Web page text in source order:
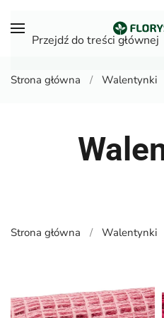
Przejdź do treści głównej
Strona główna Walentynki
Strona główna Walentynki